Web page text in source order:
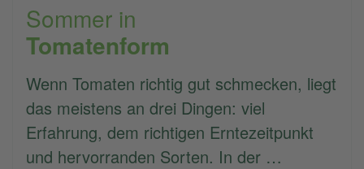
Sommer in
Tomatenform
Wenn Tomaten richtig gut schmecken, liegt
das meistens an drei Dingen: viel
Erfahrung, dem richtigen Erntezeitpunkt
und hervorranden Sorten. In der …